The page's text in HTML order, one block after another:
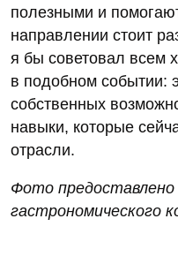
полезными и
направлении стоит
я бы советовал всем
в подобном событии:
собственных
навыки, которые
отрасли.
Фото предоставлено
гастрономического